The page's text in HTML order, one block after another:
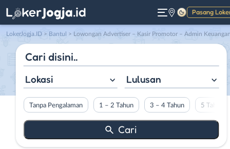
Pasang
Gelap
LokerJogja.ID > Bantul > Lowongan Advertiser – Kasir Promotor – Admin Keuangan – Content Specialist – Admin Marketplace di Fin
Lokasi Lulusan
Tanpa Pengalaman 1 – 2 Tahun 3 – 4 Tahun 5 Tahun